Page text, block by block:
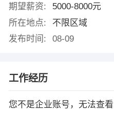
期望薪资:
5000-8000元
所在地点:
不限区域
发布时间:
08-09
工作经历
您不是企业账号，无法查看